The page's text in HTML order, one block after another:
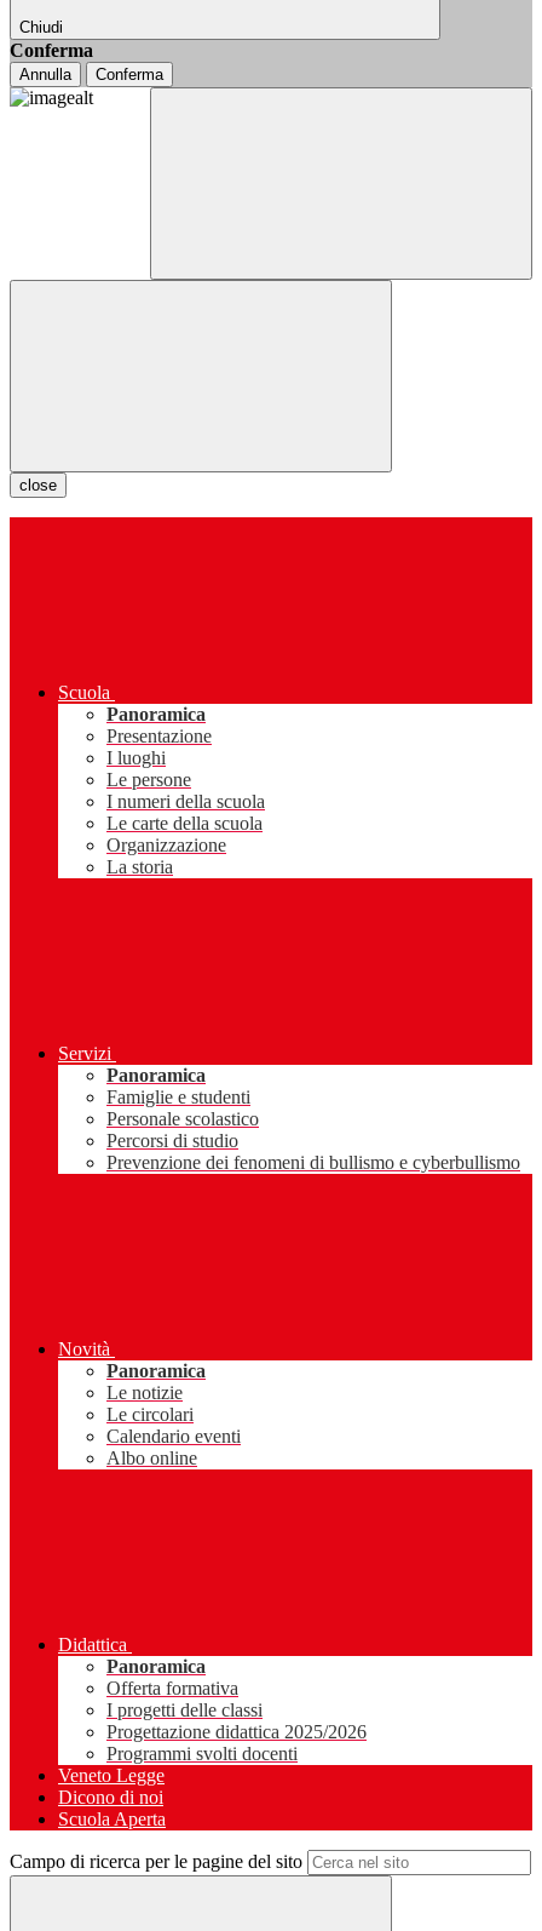
Chiudi
Conferma
Annulla Conferma
close
Scuola
Panoramica
Presentazione
I luoghi
Le persone
I numeri della scuola
Le carte della scuola
Organizzazione
La storia
Servizi
Panoramica
Famiglie e studenti
Personale scolastico
Percorsi di studio
Prevenzione dei fenomeni di bullismo e cyberbullismo
Novità
Panoramica
Le notizie
Le circolari
Calendario eventi
Albo online
Didattica
Panoramica
Offerta formativa
I progetti delle classi
Progettazione didattica 2025/2026
Programmi svolti docenti
Veneto Legge
Dicono di noi
Scuola Aperta
Campo di ricerca per le pagine del sito